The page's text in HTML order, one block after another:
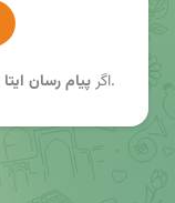
اگرپیام رسان ایتا ارتباط بگیرید.